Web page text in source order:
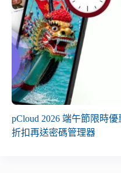
pCloud 2026 端午節限時
折扣再送密碼管理器